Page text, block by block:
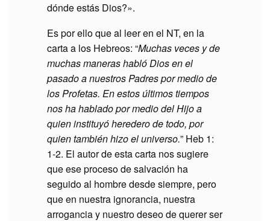
dónde estás Dios?».
Es por ello que al leer en el NT, en la
carta a los Hebreos: “Muchas veces y de
muchas maneras habló Dios en el
pasado a nuestros Padres por medio de
los Profetas. En estos últimos tiempos
nos ha hablado por medio del Hijo a
quien instituyó heredero de todo, por
quien también hizo el universo.” Heb 1:
1-2. El autor de esta carta nos sugiere
que ese proceso de salvación ha
seguido al hombre desde siempre, pero
que en nuestra ignorancia, nuestra
arrogancia y nuestro deseo de querer ser